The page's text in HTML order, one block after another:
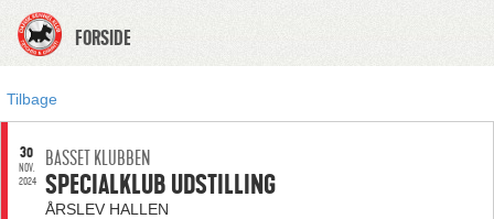
FORSIDE
Tilbage
30
NOV.
2024
BASSET KLUBBEN
SPECIALKLUB UDSTILLING
ÅRSLEV HALLEN